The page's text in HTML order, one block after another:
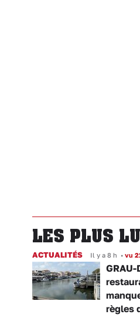
LES PLUS
ACTUALITÉS Il y a 8 h • vu
GRAU-
règles